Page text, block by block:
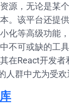
源，无论是某
。该平台还提
化等高级功能
不可或缺的工
在React开发者
人群中尤为受欢